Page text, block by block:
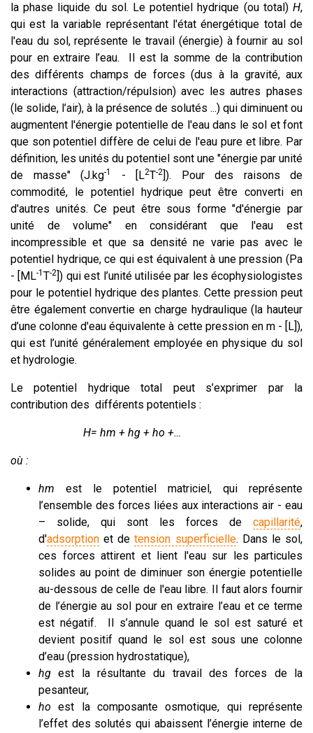
la phase liquide du sol. Le potentiel hydrique (ou total) H,
qui est la variable représentant l'état énergétique total de
l'eau du sol, représente le travail (énergie) à fournir au sol
pour en extraire l’eau. Il est la somme de la contribution
des différents champs de forces (dus à la gravité, aux
interactions (attraction/répulsion) avec les autres phases
(le solide, l’air), à la présence de solutés ...) qui diminuent ou
augmentent l'énergie potentielle de l'eau dans le sol et font
que son potentiel diffère de celui de l'eau pure et libre. Par
définition, les unités du potentiel sont une "énergie par unité
de masse" (J.kg-1 - [L2T-2 ]). Pour des raisons de
commodité, le potentiel hydrique peut être converti en
d'autres unités. Ce peut être sous forme "d'énergie par
unité de volume" en considérant que l'eau est
incompressible et que sa densité ne varie pas avec le
potentiel hydrique, ce qui est équivalent à une pression (Pa
- [ML-1T-2 ]) qui est l’unité utilisée par les écophysiologistes
pour le potentiel hydrique des plantes. Cette pression peut
être également convertie en charge hydraulique (la hauteur
d’une colonne d'eau équivalente à cette pression en m - [L]),
qui est l’unité généralement employée en physique du sol
et hydrologie.
Le potentiel hydrique total peut s’exprimer par la
contribution des différents potentiels :
H= hm + hg + ho +…
où :
hm est le potentiel matriciel, qui représente
l’ensemble des forces liées aux interactions air - eau
– solide, qui sont les forces de capillarité,
d'adsorption et detension superficielle. Dans le sol,
ces forces attirent et lient l'eau sur les particules
solides au point de diminuer son énergie potentielle
au-dessous de celle de l'eau libre. Il faut alors fournir
de l’énergie au sol pour en extraire l’eau et ce terme
est négatif. Il s’annule quand le sol est saturé et
devient positif quand le sol est sous une colonne
d’eau (pression hydrostatique),
hgest la résultante du travail des forces de la
pesanteur,
ho est la composante osmotique, qui représente
l’effet des solutés qui abaissent l’énergie interne de